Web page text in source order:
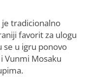
tradicionalno
favorit za ulogu
se u igru ponovo
Vunmi Mosaku